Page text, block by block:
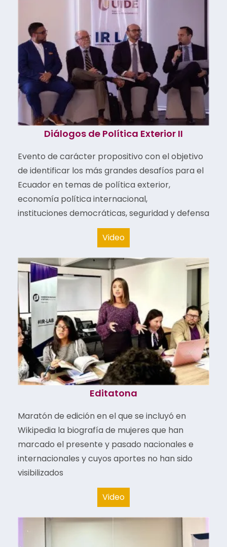
Diálogos de Política Exterior II
Evento de carácter propositivo con el objetivo
de identificar los más grandes desafíos para el
Ecuador en temas de política exterior,
economía política internacional,
instituciones democráticas, seguridad y defensa
Video
Editatona​
Maratón de edición en el que se incluyó en
Wikipedia la biografía de mujeres que han
marcado el presente y pasado nacionales e
internacionales y cuyos aportes no han sido
visibilizados
Video